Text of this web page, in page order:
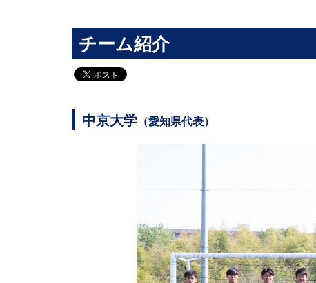
チーム紹介
中京大学 （愛知県代表）